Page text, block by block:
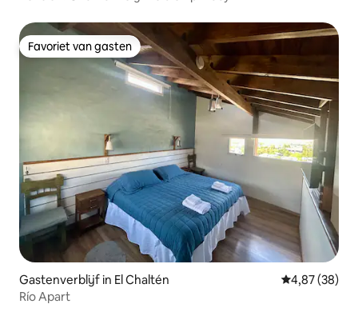
Favoriet van gasten
Favoriet van gasten
Gastenverblijf in El Chaltén Gemiddelde
4,87 (38)
Río Apart